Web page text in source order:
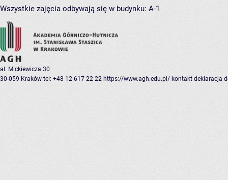
Wszystkie zajęcia odbywają się w budynku: A-1
al. Mickiewicza 30
30-059 Kraków tel: +48 12 617 22 22 https://www.agh.edu.pl/ kontakt deklaracja